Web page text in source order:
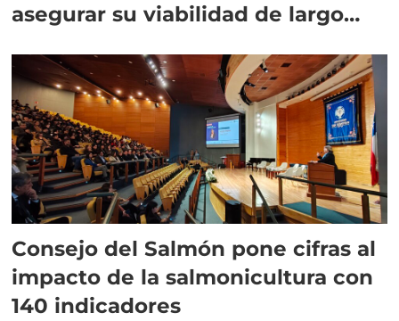
asegurar su viabilidad de largo
Consejo del Salmón pone cifras al
impacto de la salmonicultura con
140 indicadores